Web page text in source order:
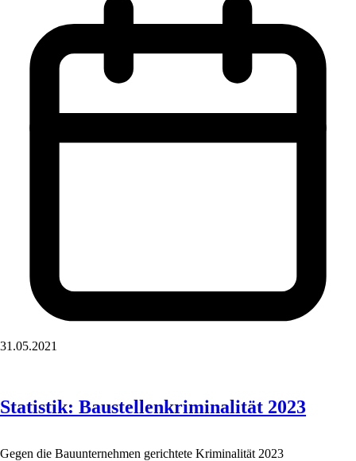
31.05.2021
Statistik: Baustellenkriminalität 2023
Gegen die Bauunternehmen gerichtete Kriminalität 2023